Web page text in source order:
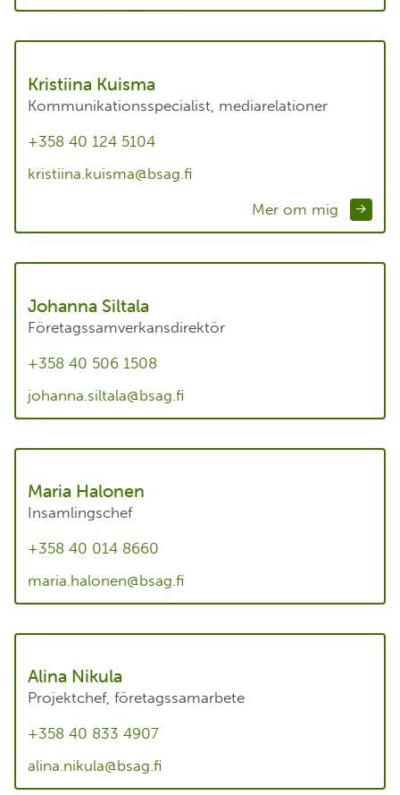
Kristiina Kuisma
Kommunikationsspecialist, mediarelationer
+358 40 124 5104
kristiina.kuisma@bsag.fi
Mer om mig
Johanna Siltala
Företagssamverkansdirektör
+358 40 506 1508
johanna.siltala@bsag.fi
Maria Halonen
Insamlingschef
+358 40 014 8660
maria.halonen@bsag.fi
Alina Nikula
Projektchef, företagssamarbete
+358 40 833 4907
alina.nikula@bsag.fi